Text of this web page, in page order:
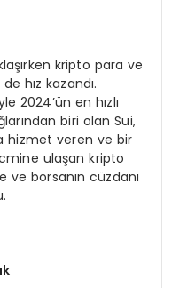
kripto para ve
hız kazandı.
2024’ün en hızlı
biri olan Sui,
hizmet veren ve bir
ulaşan kripto
ve borsanın cüzdanı